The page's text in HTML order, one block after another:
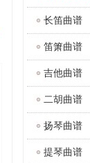
长笛曲谱
笛箫曲谱
吉他曲谱
二胡曲谱
扬琴曲谱
提琴曲谱